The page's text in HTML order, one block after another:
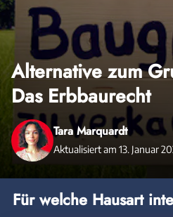
Alternative zum
Das Erbbaurecht
Tara Marquardt
Aktualisiert am 13. Januar
Für welche Hausart